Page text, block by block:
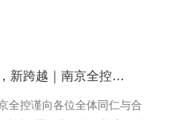
新环境，新产能，新跨越｜南京全控祝大家马年行大运，事业节节高
全控谨向各位全体同仁与合